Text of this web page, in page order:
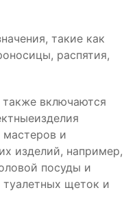
такие как
распятия,
включаются
мастеров и
изделий, например,
посуды и
щеток и